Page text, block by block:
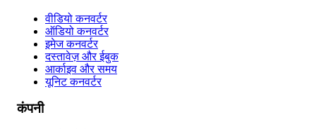
वीडियो कनवर्टर
ऑडियो कनवर्टर
इमेज कनवर्टर
दस्तावेज़ और ईबुक
आर्काइव और समय
यूनिट कनवर्टर
कंपनी